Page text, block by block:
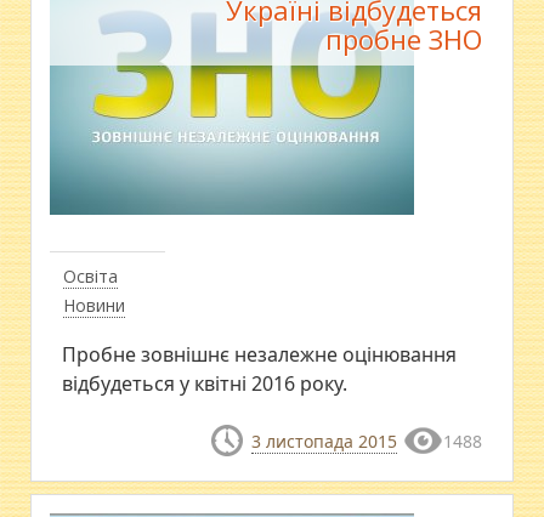
Освіта
Новини
Україні відбудеться
пробне ЗНО
Пробне зовнішнє незалежне оцінювання
відбудеться у квітні 2016 року.
3 листопада 2015 1488